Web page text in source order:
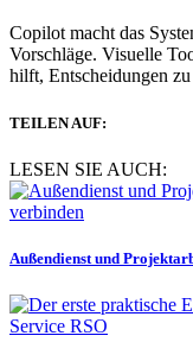
Copilot macht das
Vorschläge. Visuelle
hilft, Entscheidungen
TEILEN AUF:
LESEN SIE AUCH:
Außendienst und